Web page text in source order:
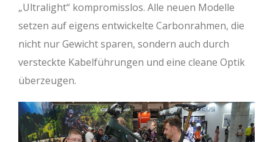
„Ultralight“ kompromisslos. Alle neuen Modelle
setzen auf eigens entwickelte Carbonrahmen, die
nicht nur Gewicht sparen, sondern auch durch
versteckte Kabelführungen und eine cleane Optik
überzeugen.